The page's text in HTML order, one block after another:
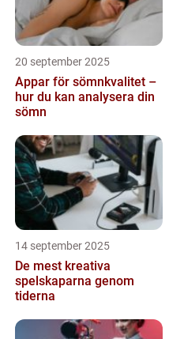
20 september 2025
Appar för sömnkvalitet –
hur du kan analysera din
sömn
14 september 2025
De mest kreativa
spelskaparna genom
tiderna